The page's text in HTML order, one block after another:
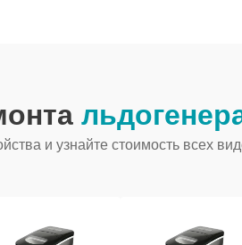
и узнайте стоимость всех